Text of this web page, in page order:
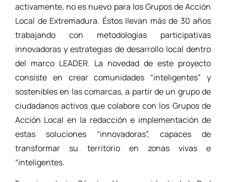
activamente, no es nuevo para los Grupos de Acción
Local de Extremadura. Éstos llevan más de 30 años
trabajando con metodologías participativas
innovadoras y estrategias de desarrollo local dentro
del marco LEADER. La novedad de este proyecto
consiste en crear comunidades “inteligentes” y
sostenibles en las comarcas, a partir de un grupo de
ciudadanos activos que colabore con los Grupos de
Acción Local en la redacción e implementación de
estas soluciones “innovadoras”, capaces de
transformar su territorio en zonas vivas e
“inteligentes.